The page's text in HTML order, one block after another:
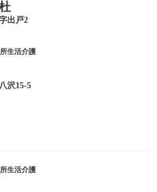
出戸2
生活介護
沢15-5
生活介護